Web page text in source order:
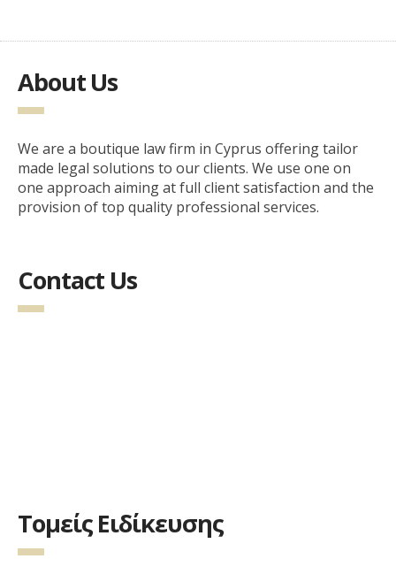
About Us
We are a boutique law firm in Cyprus offering tailor
made legal solutions to our clients. We use one on
one approach aiming at full client satisfaction and the
provision of top quality professional services.
Contact Us
Τομείς Ειδίκευσης